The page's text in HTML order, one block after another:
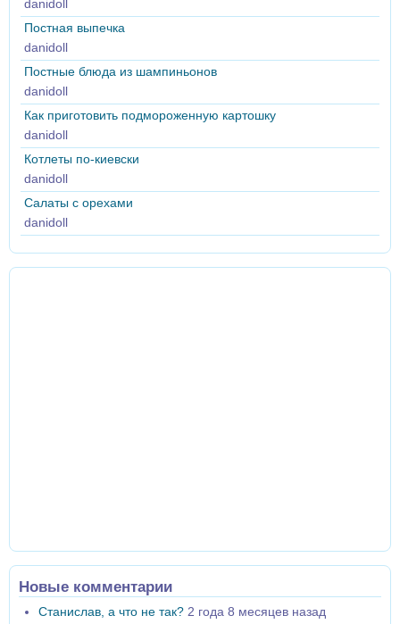
danidoll
Постная выпечка
danidoll
Постные блюда из шампиньонов
danidoll
Как приготовить подмороженную картошку
danidoll
Котлеты по-киевски
danidoll
Салаты с орехами
danidoll
Новые комментарии
Станислав, а что не так? 2 года 8 месяцев назад